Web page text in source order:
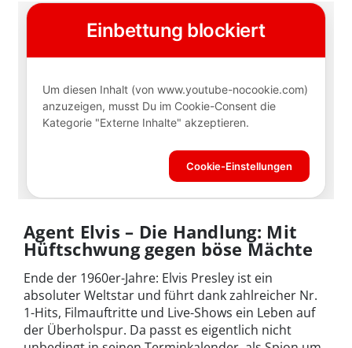
Agent Elvis – Die Handlung: Mit
Hüftschwung gegen böse Mächte
Ende der 1960er-Jahre: Elvis Presley ist ein
absoluter Weltstar und führt dank zahlreicher Nr.
1-Hits, Filmauftritte und Live-Shows ein Leben auf
der Überholspur. Da passt es eigentlich nicht